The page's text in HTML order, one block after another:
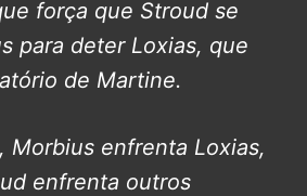
força que Stroud se
para deter Loxias, que
de Martine.
Morbius enfrenta Loxias,
enfrenta outros